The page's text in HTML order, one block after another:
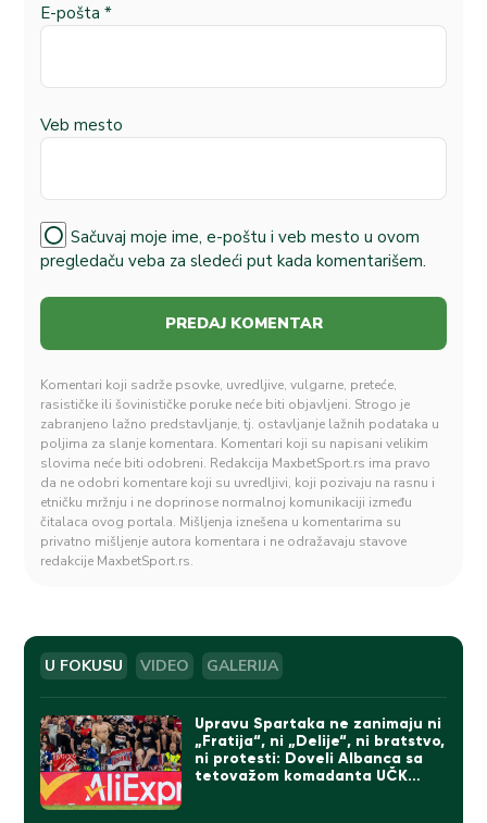
E-pošta *
Veb mesto
Sačuvaj moje ime, e-poštu i veb mesto u ovom
pregledaču veba za sledeći put kada komentarišem.
Komentari koji sadrže psovke, uvredljive, vulgarne, preteće,
rasističke ili šovinističke poruke neće biti objavljeni. Strogo je
zabranjeno lažno predstavljanje, tj. ostavljanje lažnih podataka u
poljima za slanje komentara. Komentari koji su napisani velikim
slovima neće biti odobreni. Redakcija MaxbetSport.rs ima pravo
da ne odobri komentare koji su uvredljivi, koji pozivaju na rasnu i
etničku mržnju i ne doprinose normalnoj komunikaciji između
čitalaca ovog portala. Mišljenja iznešena u komentarima su
privatno mišljenje autora komentara i ne odražavaju stavove
redakcije MaxbetSport.rs.
U FOKUSU VIDEO GALERIJA
Upravu Spartaka ne zanimaju ni
„Fratija“, ni „Delije“, ni bratstvo,
ni protesti: Doveli Albanca sa
tetovažom komadanta UČK